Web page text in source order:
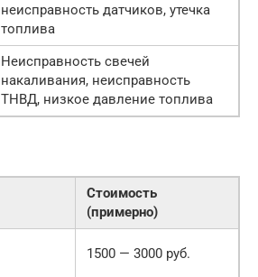
неисправность датчиков, утечка
топлива
Неисправность свечей
накаливания, неисправность
ТНВД, низкое давление топлива
Стоимость
(примерно)
1500 — 3000 руб.